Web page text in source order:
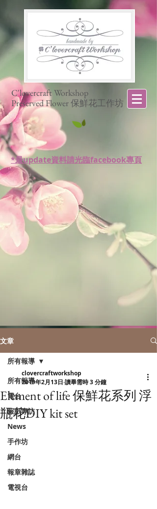
C'lovercraft Workshop
Preserved Flower 保鮮花工作坊
*最update資料請光臨facebook專頁
文章
所有報導
電台
報紙專訪
News
手作坊
網台
報章雜誌
電視台
所有報導
Element of life 保鮮花系列 浮
瓶花DIY kit set
clovercraftworkshop
2019年2月13日 讀畢需時 3 分鐘